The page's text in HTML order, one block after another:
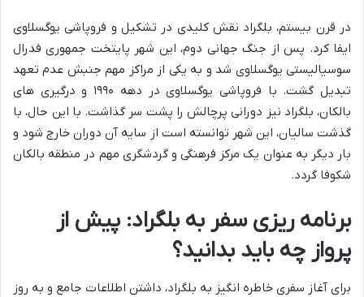
در قرن بیستم، بلگراد نقش کلیدی در تشکیل و فروپاشی یوگسلاوی
ایفا کرد. پس از جنگ جهانی دوم، این شهر پایتخت جمهوری فدرال
سوسیالیستی یوگسلاوی شد و به یکی از مراکز مهم جنبش عدم تعهد
تبدیل گشت. با فروپاشی یوگسلاوی در دهه ۱۹۹۰ و درگیری های
بالکان، بلگراد نیز دورانی پرچالش را پشت سر گذاشت. با این حال، با
گذشت سالیان، این شهر توانسته است از سایه آن دوران خارج شود و
بار دیگر به عنوان یک مرکز فرهنگی و گردشگری مهم در منطقه بالکان
شکوفا گردد.
برنامه ریزی سفر به بلگراد: پیش از
پرواز چه باید بدانید؟
برای آغاز سفری خاطره انگیز به بلگراد، داشتن اطلاعات جامع و به روز